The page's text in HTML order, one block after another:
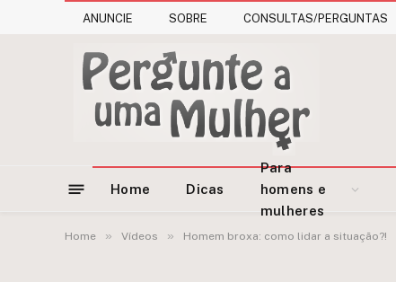
ANUNCIE SOBRE CONSULTAS/PERGUNTAS
Home Dicas
Para
homens e
mulheres
Home » Vídeos » Homem broxa: como lidar a situação?!